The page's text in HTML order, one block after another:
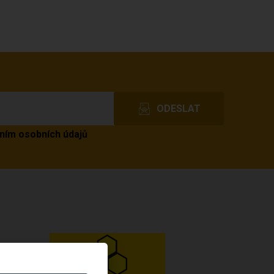
osobních údajů